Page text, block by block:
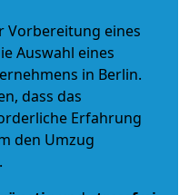
Vorbereitung eines
Auswahl eines
in Berlin.
dass das
Erfahrung
den Umzug